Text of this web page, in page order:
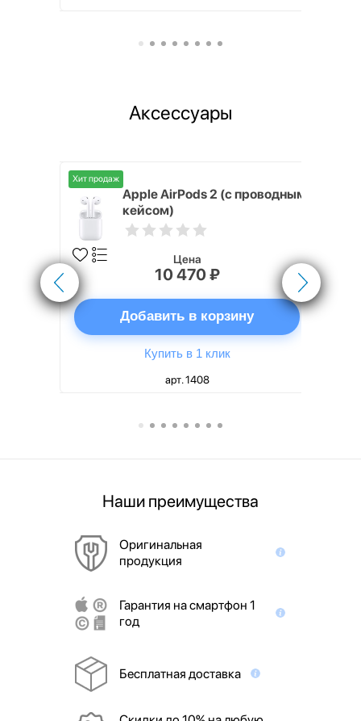
Аксессуары
Хит продаж
Apple AirPods 2 (с проводным
кейсом)
Цена
10 470 ₽
Добавить в корзину
Купить в 1 клик
арт. 1408
Наши преимущества
Оригинальная
продукция
Гарантия на смартфон 1
год
Бесплатная доставка